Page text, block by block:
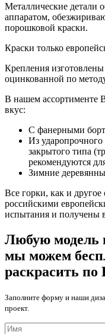
Металлические детали
аппаратом,
порошковой краски.
Краски только
Крепления
оцинкованной по
В нашем ассортименте
вкус:
С фанерными
Из
закрытого типа
рекомендуются
Зимние
Все горки, как и другое
российскими
испытания и получены
Любую модель
мы можем
раскрасить
Заполните форму и наши
проект.